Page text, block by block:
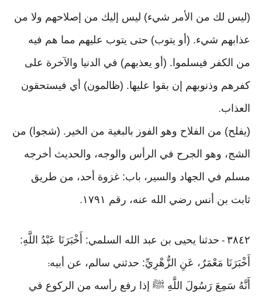
(ليس لك من الأمر شيء) ليس إليك من إصلاحهم ولا من
عذابهم شيء. (أو يتوب) حتى يتوب عليهم مما هم فيه
من الكفر فيسلموا. (أو يعذبهم) في الدنيا والآخرة على
كفرهم وذنوبهم إن بقوا عليها. (ظالمون) أي فيستحقون
العذاب.
(يفلح) من الفلاح وهو الفوز بالبغية من الخير. (شجوا) من
الشج، وهو الجرح في الرأس والوجه، والحديث أخرجه
مسلم في الجهاد والسير، باب: غزوة أحد، من طريق
ثابت بن أنس رضي الله عنه، رقم ١٧٩١
.
٣٨٤٢ - حدثنا يحيى بن عبد الله السلمي: أَخْبَرَنَا عَبْدُ اللَّهِ:
أَخْبَرَنَا مَعْمَرٌ، عَنِ الزُّهْرِيِّ: حدثني سالم، عن أبيه:
أَنَّهُ سَمِعَ رَسُولَ اللَّهِ ﷺ إذا رفع رأسه من الركوع في